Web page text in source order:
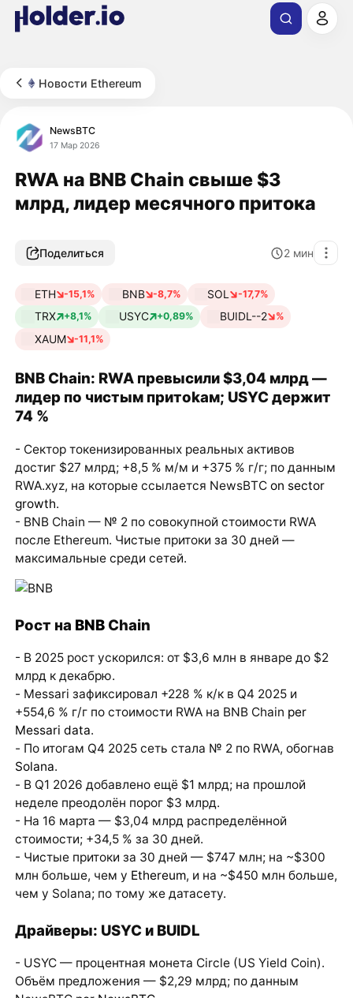
Новости Ethereum
NewsBTC
17 Мар 2026
RWA на BNB Chain свыше $3
млрд, лидер месячного притока
Поделиться 2 мин
ETH -15,1% BNB -8,7% SOL -17,7%
TRX +8,1% USYC +0,89% BUIDL--2 %
XAUM -11,1%
BNB Chain: RWA превысили $3,04 млрд —
лидер по чистым притokам; USYC держит
74 %
- Сектор токенизированных реальных активов
достиг $27 млрд; +8,5 % м/м и +375 % г/г; по данным
RWA.xyz, на которые ссылается NewsBTC on sector
growth.
- BNB Chain — № 2 по совокупной стоимости RWA
после Ethereum. Чистые притоки за 30 дней —
максимальные среди сетей.
Рост на BNBChain
- В 2025 рост ускорился: от $3,6 млн в январе до $2
млрд к декабрю.
- Messari зафиксировал +228 % к/к в Q4 2025 и
+554,6 % г/г по стоимости RWA на BNB Chain per
Messari data.
- По итогам Q4 2025 сеть стала № 2 по RWA, обогнав
Solana.
- В Q1 2026 добавлено ещё $1 млрд; на прошлой
неделе преодолён порог $3 млрд.
- На 16 марта — $3,04 млрд распределённой
стоимости; +34,5 % за 30 дней.
- Чистые притоки за 30 дней — $747 млн; на ~$300
млн больше, чем у Ethereum, и на ~$450 млн больше,
чем у Solana; по тому же датасету.
Драйверы: USYC и BUIDL
- USYC — процентная монета Circle (US Yield Coin).
Объём предложения — $2,29 млрд; по данным